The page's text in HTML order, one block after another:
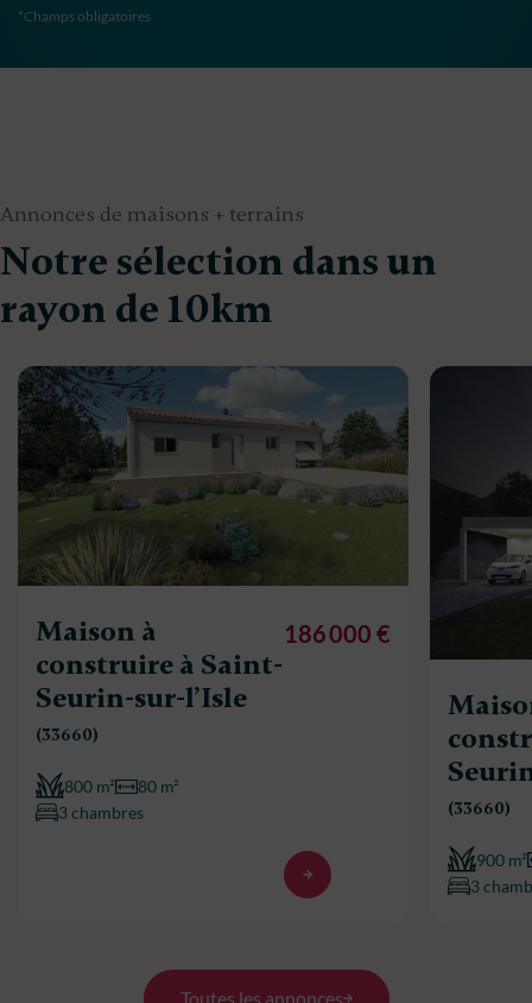
*Champs obligatoires
Annonces de maisons + terrains
Notre sélection dans un
rayon de 10km
Maison à
construire à Saint-
Seurin-sur-l’Isle
(33660)
800 m²
80 m²
3 chambres
186 000 €
(33660)
900 m²
3
Toutes les annonces